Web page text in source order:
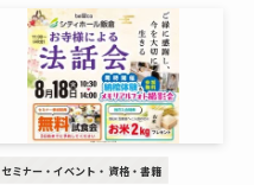
セミナー・イベント・資格・書籍